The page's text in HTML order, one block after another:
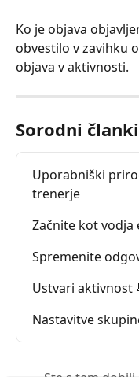
Ko je objava
obvestilo v zavihku
objava v aktivnosti.
Sorodni članki
Uporabniški
trenerje
Začnite kot
Spremenite
Ustvari aktivnost
Nastavitve